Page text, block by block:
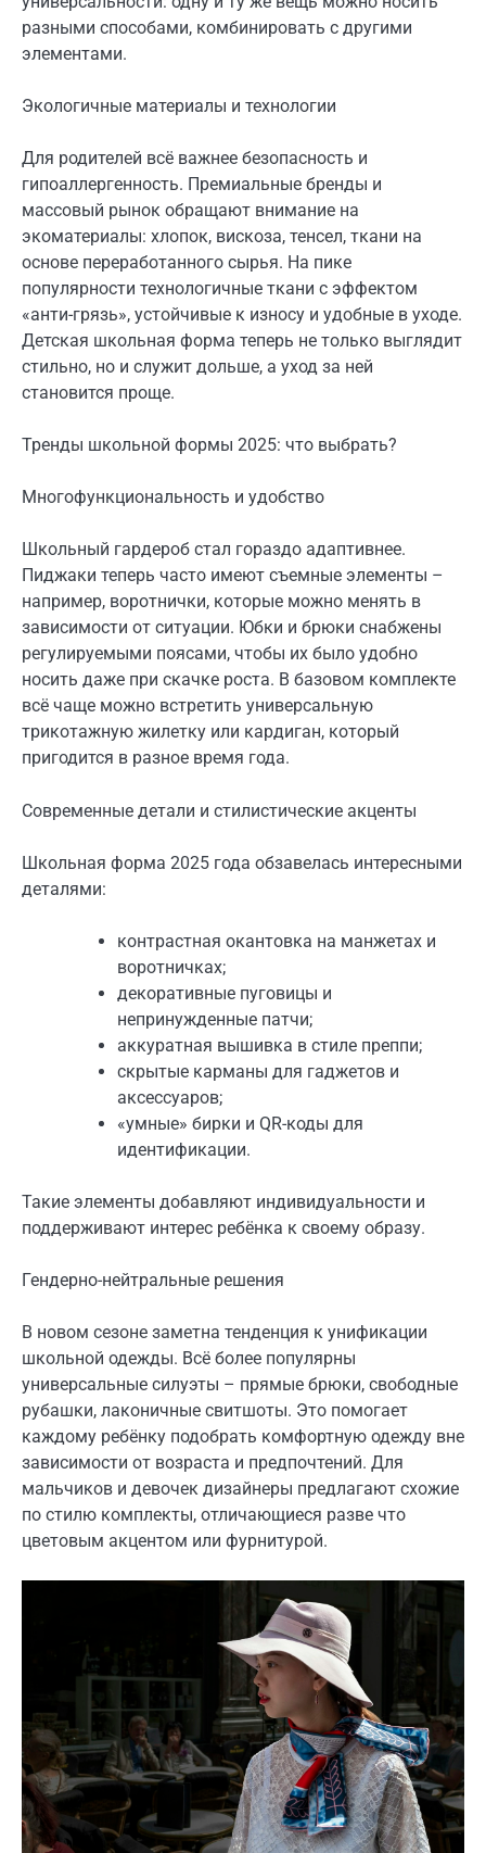
разными способами, комбинировать с другими
элементами.
Экологичные материалы и технологии
Для родителей всё важнее безопасность и
гипоаллергенность. Премиальные бренды и
массовый рынок обращают внимание на
экоматериалы: хлопок, вискоза, тенсел, ткани на
основе переработанного сырья. На пике
популярности технологичные ткани с эффектом
«анти-грязь», устойчивые к износу и удобные в уходе.
Детская школьная форма теперь не только выглядит
стильно, но и служит дольше, а уход за ней
становится проще.
Тренды школьной формы 2025: что выбрать?
Многофункциональность и удобство
Школьный гардероб стал гораздо адаптивнее.
Пиджаки теперь часто имеют съемные элементы –
например, воротнички, которые можно менять в
зависимости от ситуации. Юбки и брюки снабжены
регулируемыми поясами, чтобы их было удобно
носить даже при скачке роста. В базовом комплекте
всё чаще можно встретить универсальную
трикотажную жилетку или кардиган, который
пригодится в разное время года.
Современные детали и стилистические акценты
Школьная форма 2025 года обзавелась интересными
деталями:
контрастная окантовка на манжетах и
воротничках;
декоративные пуговицы и
непринужденные патчи;
аккуратная вышивка в стиле преппи;
скрытые карманы для гаджетов и
аксессуаров;
«умные» бирки и QR-коды для
идентификации.
Такие элементы добавляют индивидуальности и
поддерживают интерес ребёнка к своему образу.
Гендерно-нейтральные решения
В новом сезоне заметна тенденция к унификации
школьной одежды. Всё более популярны
универсальные силуэты – прямые брюки, свободные
рубашки, лаконичные свитшоты. Это помогает
каждому ребёнку подобрать комфортную одежду вне
зависимости от возраста и предпочтений. Для
мальчиков и девочек дизайнеры предлагают схожие
по стилю комплекты, отличающиеся разве что
цветовым акцентом или фурнитурой.